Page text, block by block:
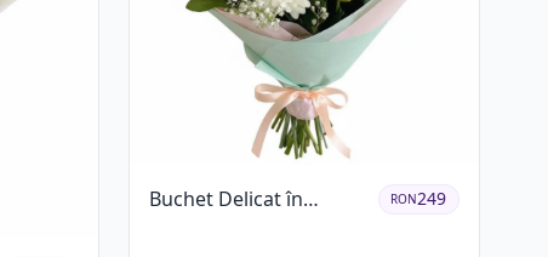
Buchet Delicat în
RON249